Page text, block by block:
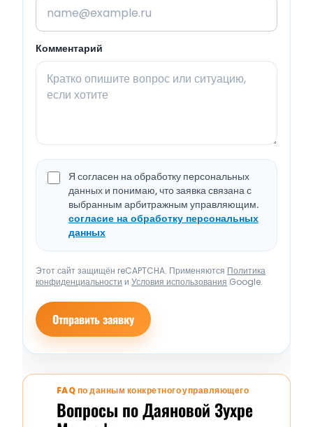
Комментарий
Я согласен на обработку персональных
данных и понимаю, что заявка связана с
выбранным арбитражным управляющим.
согласие на обработку персональных
данных
Этот сайт защищён reCAPTCHA. Применяются Политика
конфиденциальности и Условия использования Google.
Отправить заявку
FAQ по данным конкретного управляющего
Вопросы по Даяновой Зухре